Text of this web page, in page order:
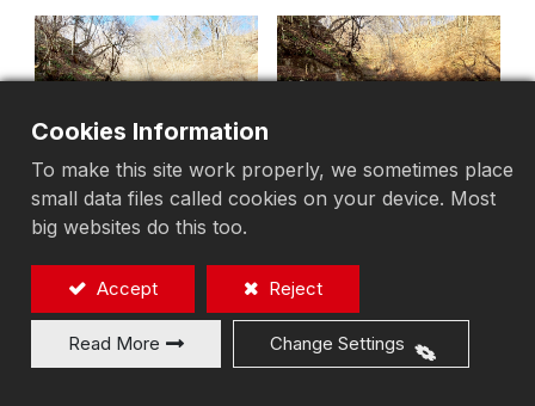
Cookies Information
To make this site work properly, we sometimes place
small data files called cookies on your device. Most
big websites do this too.
Accept Reject
Read More Change Settings